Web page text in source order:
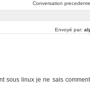
Conversation precedente
Envoyé par:
sous linux je ne sais comment